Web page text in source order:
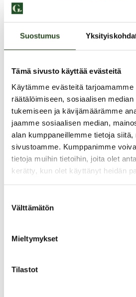
Suostumus
Tämä sivusto käyttää evästeitä
Käytämme evästeitä
räätälöimiseen, sosiaalisen
tukemiseen ja kävijämäärämme
jaamme sosiaalisen median,
alan kumppaneillemme tietoja
sivustoamme. Kumppanimme
tietoja muihin tietoihin, joita olet
kerätty, kun olet käyttänyt heidän
valinta
Välttämätön
Mieltymykset
Tilastot